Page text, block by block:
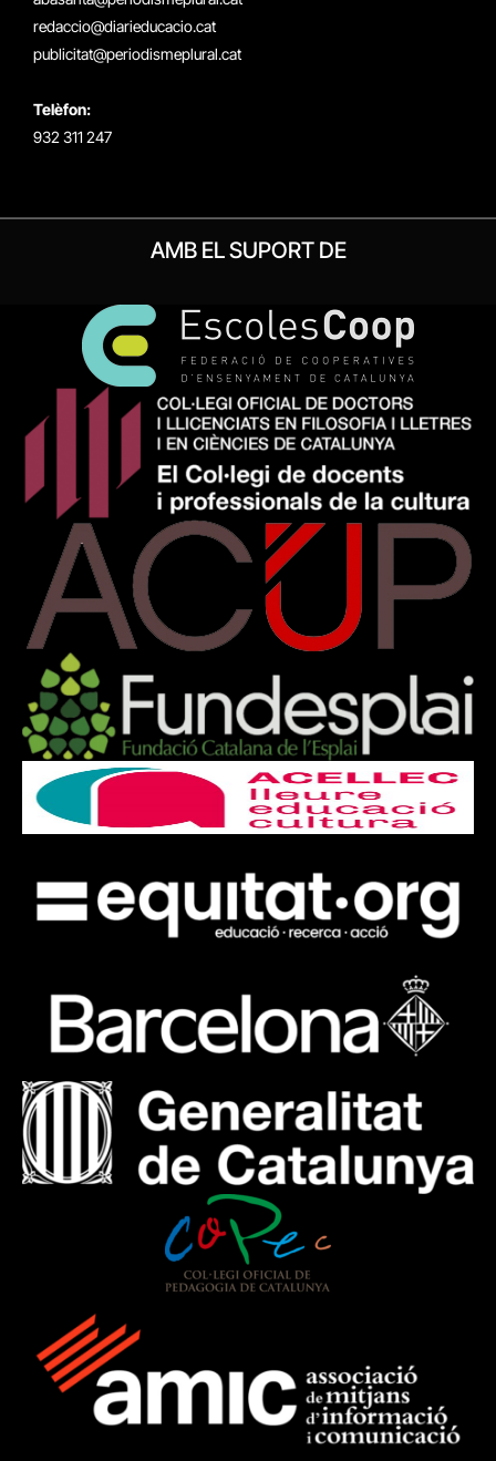
redaccio@diarieducacio.cat
publicitat@periodismeplural.cat
Telèfon:
932 311 247
AMB EL SUPORT DE